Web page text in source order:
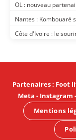
OL : nouveau
Nantes : Kombouaré
Côte d'Ivoire : le
Partenaires: Foot
Meta - Instagram -
Mentions